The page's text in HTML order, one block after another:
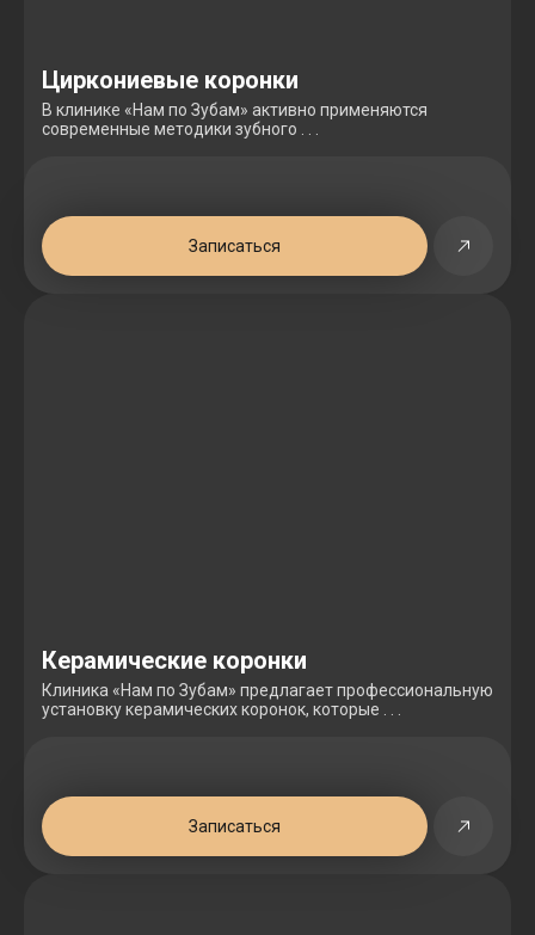
Циркониевые коронки
В клинике «Нам по Зубам» активно применяются
современные методики зубного . . .
Записаться
Керамические коронки
Клиника «Нам по Зубам» предлагает профессиональную
установку керамических коронок, которые . . .
Записаться